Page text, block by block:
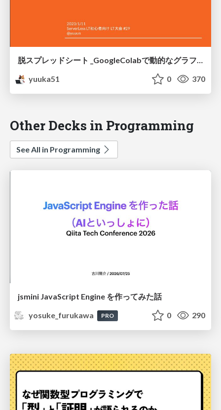
脱スプレッドシート _GoogleColabで動的なグラフを作成
yuuka51
0 370
Other Decks in Programming
See All in Programming
jsmini JavaScript Engine を作ってみた話
yosuke_furukawa
PRO 0 290